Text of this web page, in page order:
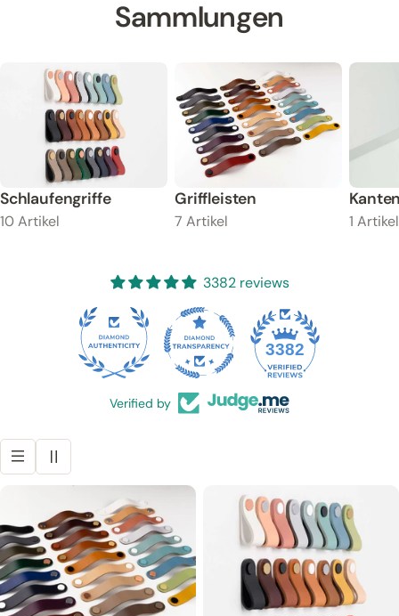
Sammlungen
Schlaufengriffe
10 Artikel
Griffleisten
7 Artikel 1 Artikel
3382 reviews
3382
Verified by